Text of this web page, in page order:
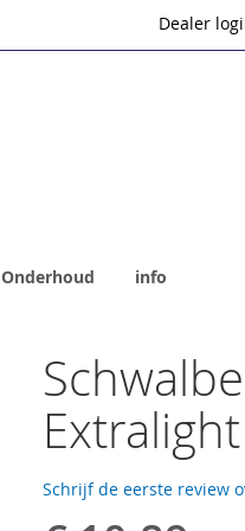
Dealer
Onderhoud info
Extralight
Schrijf de eerste review